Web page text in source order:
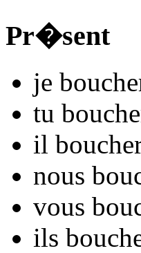
Pr�sent
je bouche
tu bouche
il bouche
nous
vous
ils bouch